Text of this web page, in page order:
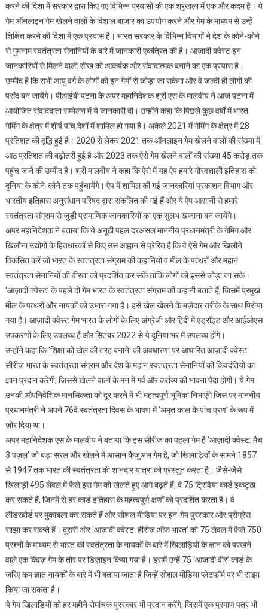
करने की दिशा में सरकार द्वारा किए गए विभिन्न प्रयासों की एक श्रृंखला में एक और कदम है। ये
गेम ऑनलाइन गेम खेलने वालों के विशाल बाजार का उपयोग करने और गेम के माध्यम से उन्हें
शिक्षित करने की दिशा में एक प्रयास है। भारत सरकार के विभिन्न विभागों ने देश के कोने-कोने
से गुमनाम स्वतंत्रता सेनानियों के बारे में जानकारी एकत्रित की है। आज़ादी क्वेस्ट इन
जानकारियों से मिलने वाली सीख को आकर्षक और संवादात्मक बनाने का एक प्रयास है।
उम्मीद है कि सभी आयु वर्ग के लोगों को इन गेमों से जोड़ा जा सकेगा और वे जल्दी ही लोगों की
पसंद बन जायेंगे। पीआईबी पटना के अपर महानिदेशक श्री एस के मालवीय ने आज पटना में
आयोजित संवाददाता सम्मेलन में ये जानकारी दी। उन्होंने कहा कि पिछले कुछ वर्षों में भारत
गेमिंग के क्षेत्र में शीर्ष पांच देशों में शामिल हो गया है। अकेले 2021 में गेमिंग के क्षेत्र में 28
प्रतिशत की वृद्धि हुई है। 2020 से लेकर 2021 तक ऑनलाइन गेम खेलने वालों की संख्या में
आठ प्रतिशत की बढ़ोतरी हुई है और 2023 तक ऐसे गेम खेलने वालों की संख्या 45 करोड़ तक
पहुंच जाने की उम्मीद है। श्री मालवीय ने कहा कि ऐसे में यह ऐप हमारे गौरवशाली इतिहास को
दुनिया के कोने-कोने तक पहुंचायेंगे। ऐप में शामिल की गई जानकारियां प्रकाशन विभाग और
भारतीय इतिहास अनुसंधान परिषद द्वारा संकलित की गईं हैं और ये ऐप आसानी से हमारे
स्वतंत्रता संग्राम से जुड़ी प्रामाणिक जानकारियों का एक सुलभ खजाना बन जायेंगे।
अपर महानिदेशक ने बताया कि ये अनूठी पहल दरअसल माननीय प्रधानमंत्री के गेमिंग और
खिलौना उद्योगों के हितधारकों से किए उस आह्वान से प्रेरित है कि वे ऐसे गेम और खिलौने
विकसित करें जो भारत के स्वतंत्रता संग्राम की कहानियों व मील के पत्थरों और महान
स्वतंत्रता सेनानियों की वीरता को प्रदर्शित कर सकें ताकि लोगों को इससे जोड़ा जा सके।
‘आज़ादी क्वेस्ट’ के पहले दो गेम भारत के स्वतंत्रता संग्राम की कहानी बताते हैं, जिसमें प्रमुख
मील के पत्थरों और नायकों को उभारा गया है। इसे खेल खेलने के मज़ेदार तरीके के साथ पिरोया
गया है। आज़ादी क्वेस्ट गेम भारत के लोगों के लिए अंग्रेजी और हिंदी में एंड्रॉइड और आईओएस
उपकरणों के लिए उपलब्ध हैं और सितंबर 2022 से ये दुनिया भर में उपलब्ध होंगे।
उन्होंने कहा कि ‘शिक्षा को खेल की तरह बनाने’ की अवधारणा पर आधारित आज़ादी क्वेस्ट
सीरीज भारत के स्वतंत्रता संग्राम और देश के महान स्वतंत्रता सेनानियों की किंवदंतियों का
ज्ञान प्रदान करेगी, जिससे खेलने वालों के मन में गर्व और कर्तव्य की भावना पैदा होगी। ये गेम
उनकी औपनिवेशिक मानसिकता को दूर करने में भी महत्वपूर्ण भूमिका निभाएंगे जिस पर माननीय
प्रधानमंत्री ने अपने 76वें स्वतंत्रता दिवस के भाषण में ‘अमृत काल के पांच प्रण’ के रूप में
ज़ोर दिया था।
अपर महानिदेशक एस के मालवीय ने बताया कि इस सीरीज का पहला गेम है ‘आज़ादी क्वेस्ट: मैच
3 पज़ल’ जो बड़ा सरल और खेलने में आसान कैजुअल गेम है, जो खिलाड़ियों के सामने 1857
से 1947 तक भारत की स्वतंत्रता की शानदार यात्रा को प्रस्तुत करता है। जैसे-जैसे
खिलाड़ी 495 लेवल में फैले इस गेम को खेलते हुए आगे बढ़ते हैं, वे 75 ट्रिविया कार्ड इकट्ठा
कर सकते हैं, जिनमें से हर कार्ड इतिहास के महत्वपूर्ण क्षणों को प्रदर्शित करता है। वे
लीडरबोर्ड पर मुकाबला कर सकते हैं और सोशल मीडिया पर इन-गेम पुरस्कार और प्रोग्रेस
साझा कर सकते हैं। दूसरी ओर ‘आज़ादी क्वेस्ट: हीरोज़ ऑफ भारत’ को 75 लेवल में फैले 750
प्रश्नों के माध्यम से भारत की स्वतंत्रता के नायकों के बारे में खिलाड़ियों के ज्ञान को परखने
वाले एक क्विज़ गेम के तौर पर डिज़ाइन किया गया है। इसमें उन्हें 75 ‘आज़ादी वीर’ कार्ड के
जरिए कम ज्ञात नायकों के बारे में भी बताया जाता है जिन्हें सोशल मीडिया प्लेटफॉर्म पर भी साझा
किया जा सकता है।
ये गेम खिलाड़ियों को हर महीने रोमांचक पुरस्कार भी प्रदान करेंगे, जिसमें एक प्रमाण पत्र भी